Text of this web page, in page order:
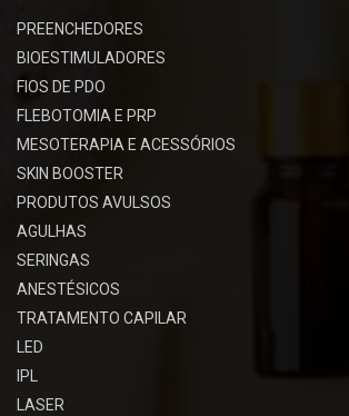
PREENCHEDORES
BIOESTIMULADORES
FIOS DE PDO
FLEBOTOMIA E PRP
MESOTERAPIA E ACESSÓRIOS
SKIN BOOSTER
PRODUTOS AVULSOS
AGULHAS
SERINGAS
ANESTÉSICOS
TRATAMENTO CAPILAR
LED
IPL
LASER